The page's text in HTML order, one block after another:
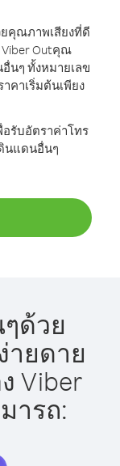
คุณภาพเสียงที่ดี
Outคุณ
นๆ ทั้งหมายเลข
คาเริ่มต้นเพียง
อรับอัตราค่าโทร
นแดนอื่นๆ
ด้วย
ายดาย
Viber
ารถ: